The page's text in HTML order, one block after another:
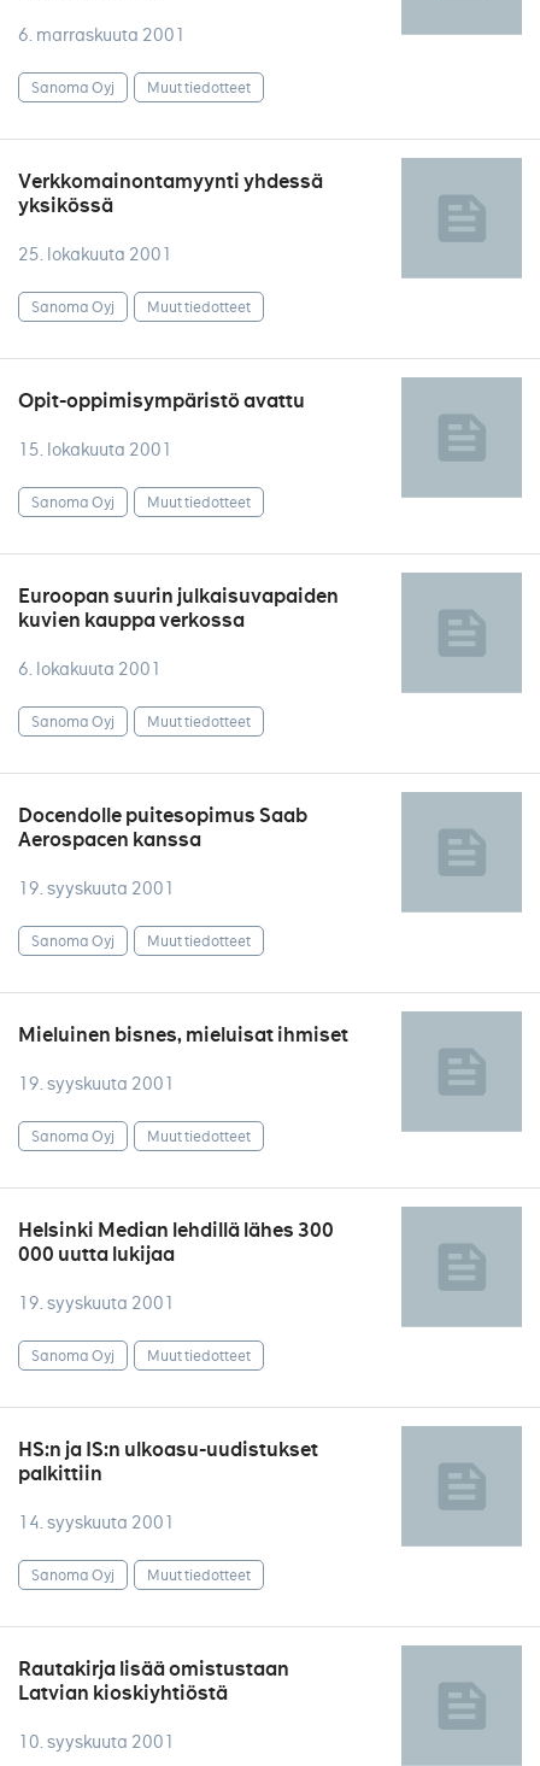
6. marraskuuta 2001
Sanoma Oyj Muut tiedotteet
Verkkomainontamyynti yhdessä
yksikössä
25. lokakuuta 2001
Sanoma Oyj Muut tiedotteet
Opit-oppimisympäristö avattu
15. lokakuuta 2001
Sanoma Oyj Muut tiedotteet
Euroopan suurin julkaisuvapaiden
kuvien kauppa verkossa
6. lokakuuta 2001
Sanoma Oyj Muut tiedotteet
Docendolle puitesopimus Saab
Aerospacen kanssa
19. syyskuuta 2001
Sanoma Oyj Muut tiedotteet
Mieluinen bisnes, mieluisat ihmiset
19. syyskuuta 2001
Sanoma Oyj Muut tiedotteet
Helsinki Median lehdillä lähes 300
000 uutta lukijaa
19. syyskuuta 2001
Sanoma Oyj Muut tiedotteet
HS:n ja IS:n ulkoasu-uudistukset
palkittiin
14. syyskuuta 2001
Sanoma Oyj Muut tiedotteet
Rautakirja lisää omistustaan
Latvian kioskiyhtiöstä
10. syyskuuta 2001